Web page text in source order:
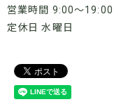
営業時間 9:00～19:00
定休日 水曜日